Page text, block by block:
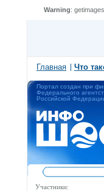
Warning:
Главная Что
Портал создан при
Федерального
Российской
Участники: